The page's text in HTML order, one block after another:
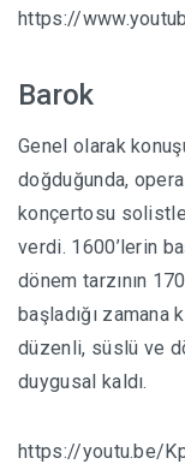
https://
Barok
Genel olarak
doğduğunda,
konçertosu
verdi. 1600’lerin
dönem tarzının
başladığı
düzenli, süslü ve
duygusal kaldı.
https://youtu.be/